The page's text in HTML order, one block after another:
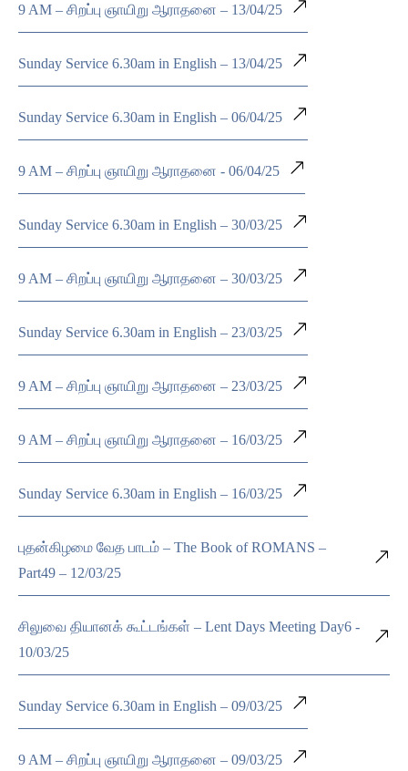
9 AM – சிறப்பு ஞாயிறு ஆராதனை – 13/04/25
Sunday Service 6.30am in English – 13/04/25
Sunday Service 6.30am in English – 06/04/25
9 AM – சிறப்பு ஞாயிறு ஆராதனை - 06/04/25
Sunday Service 6.30am in English – 30/03/25
9 AM – சிறப்பு ஞாயிறு ஆராதனை – 30/03/25
Sunday Service 6.30am in English – 23/03/25
9 AM – சிறப்பு ஞாயிறு ஆராதனை – 23/03/25
9 AM – சிறப்பு ஞாயிறு ஆராதனை – 16/03/25
Sunday Service 6.30am in English – 16/03/25
புதன்கிழமை வேத பாடம் – The Book of ROMANS –
Part49 – 12/03/25
சிலுவை தியானக் கூட்டங்கள் – Lent Days Meeting Day6 -
10/03/25
Sunday Service 6.30am in English – 09/03/25
9 AM – சிறப்பு ஞாயிறு ஆராதனை – 09/03/25